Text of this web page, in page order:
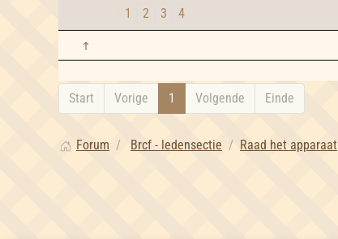
1
2 3 4
Start Vorige 1 Volgende Einde
Forum Brcf - ledensectie Raad het apparaat